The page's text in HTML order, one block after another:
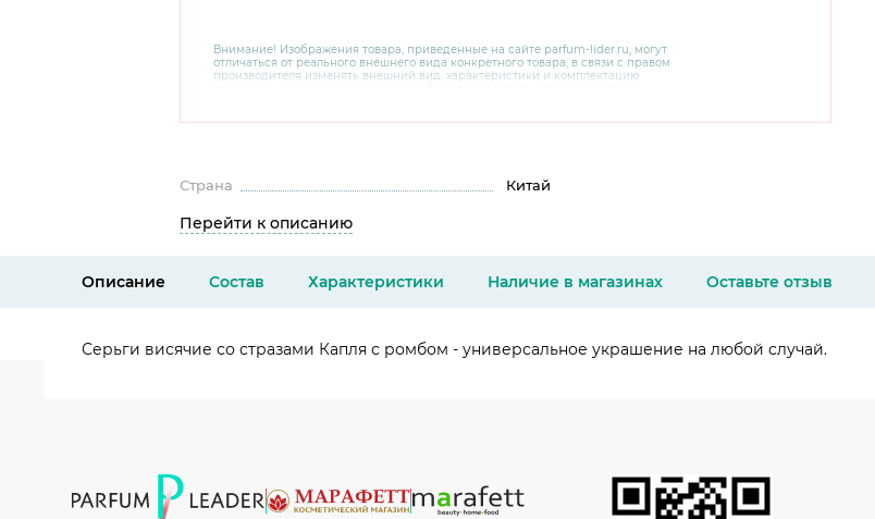
Внимание! Изображения товара, приведенные на сайте parfum-lider.ru, могут
отличаться от реального внешнего вида конкретного товара, в связи с правом
производителя изменять внешний вид, характеристики и комплектацию
консультантов по номеру 8 800 200 78 80.
Страна Китай
Перейти к описанию
Описание Состав Характеристики Наличие в магазинах Оставьте отзыв
Серьги висячие со стразами Капля с ромбом - универсальное украшение на любой случай.